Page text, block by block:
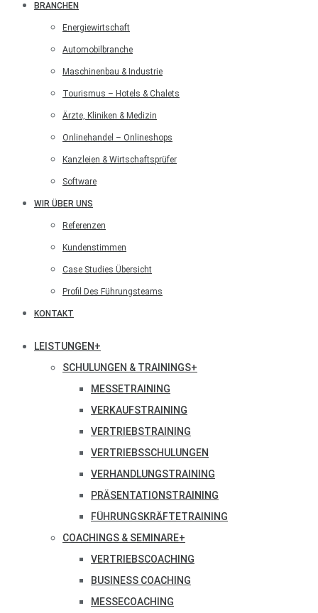
BRANCHEN
Energiewirtschaft
Automobilbranche
Maschinenbau & Industrie
Tourismus – Hotels & Chalets
Ärzte, Kliniken & Medizin
Onlinehandel – Onlineshops
Kanzleien & Wirtschaftsprüfer
Software
WIR ÜBER UNS
Referenzen
Kundenstimmen
Case Studies Übersicht
Profil Des Führungsteams
KONTAKT
LEISTUNGEN+
SCHULUNGEN & TRAININGS+
MESSETRAINING
VERKAUFSTRAINING
VERTRIEBSTRAINING
VERTRIEBSSCHULUNGEN
VERHANDLUNGSTRAINING
PRÄSENTATIONSTRAINING
FÜHRUNGSKRÄFTETRAINING
COACHINGS & SEMINARE+
VERTRIEBSCOACHING
BUSINESS COACHING
MESSECOACHING